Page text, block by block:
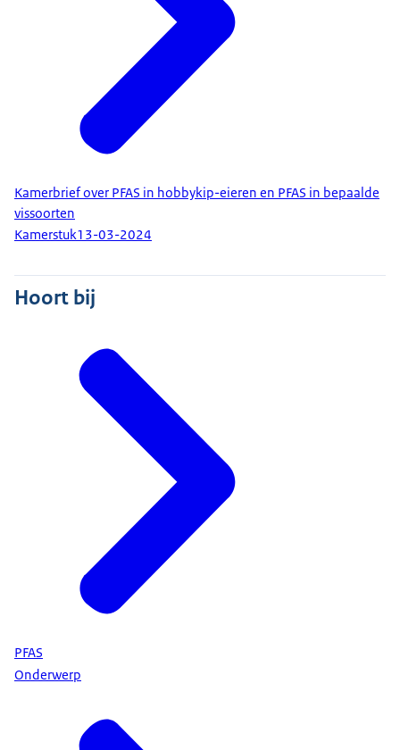
Kamerbrief over PFAS in hobbykip-eieren en PFAS in bepaalde
vissoorten
Kamerstuk13-03-2024
Hoort bij
PFAS
Onderwerp